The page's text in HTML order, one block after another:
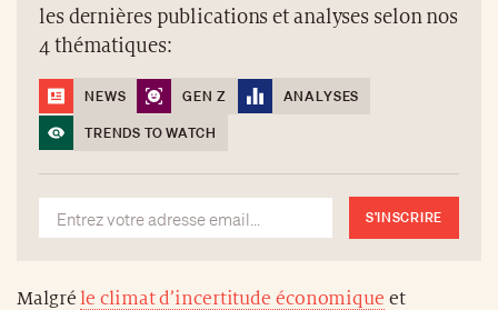
les dernières publications et analyses selon nos
4 thématiques:
NEWS GEN Z
ANALYSES
TRENDS TO WATCH
S'INSCRIRE
Malgréle climat d’incertitude économique et